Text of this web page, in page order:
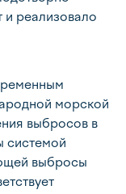
и реализовало
морской
выбросов в
системой
выбросы